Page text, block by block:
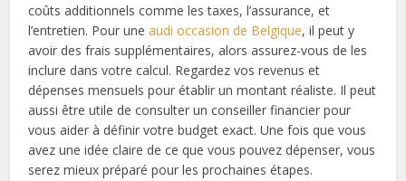
coûts additionnels comme les taxes, l’assurance, et
l’entretien. Pour uneaudi occasion de Belgique, il peut y
avoir des frais supplémentaires, alors assurez-vous de les
inclure dans votre calcul. Regardez vos revenus et
dépenses mensuels pour établir un montant réaliste. Il peut
aussi être utile de consulter un conseiller financier pour
vous aider à définir votre budget exact. Une fois que vous
avez une idée claire de ce que vous pouvez dépenser, vous
serez mieux préparé pour les prochaines étapes.